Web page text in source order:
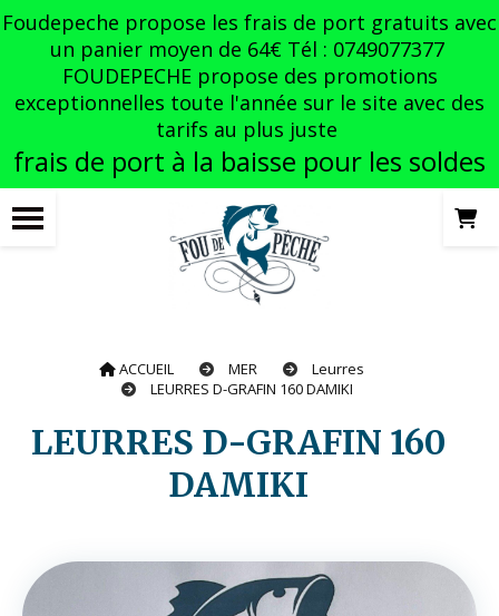
Foudepeche propose les frais de port gratuits avec
un panier moyen de 64€ Tél : 0749077377
FOUDEPECHE propose des promotions
exceptionnelles toute l'année sur le site avec des
tarifs au plus juste
frais de port à la baisse pour les soldes
ACCUEIL MER
Leurres
LEURRES D-GRAFIN 160 DAMIKI
LEURRES D-GRAFIN 160
DAMIKI